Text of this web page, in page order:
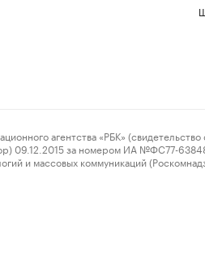
агентства «РБК» (свидетельство
09.12.2015 за номером ИА №ФС77-
и массовых коммуникаций